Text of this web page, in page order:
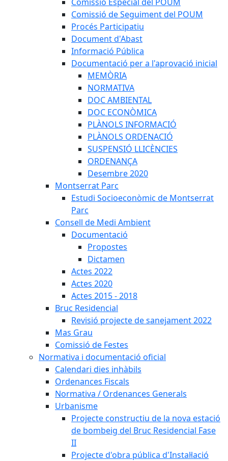
Comissió de Seguiment del POUM
Procés Participatiu
Document d'Abast
Informació Pública
Documentació per a l'aprovació inicial
MEMÒRIA
NORMATIVA
DOC AMBIENTAL
DOC ECONÒMICA
PLÀNOLS INFORMACIÓ
PLÀNOLS ORDENACIÓ
SUSPENSIÓ LLICÈNCIES
ORDENANÇA
Desembre 2020
Montserrat Parc
Estudi Socioeconòmic de Montserrat
Parc
Consell de Medi Ambient
Documentació
Propostes
Dictamen
Actes 2022
Actes 2020
Actes 2015 - 2018
Bruc Residencial
Revisió projecte de sanejament 2022
Mas Grau
Comissió de Festes
Normativa i documentació oficial
Calendari dies inhàbils
Ordenances Fiscals
Normativa / Ordenances Generals
Urbanisme
Projecte constructiu de la nova estació
de bombeig del Bruc Residencial Fase
II
Projecte d'obra pública d'Instal·lació